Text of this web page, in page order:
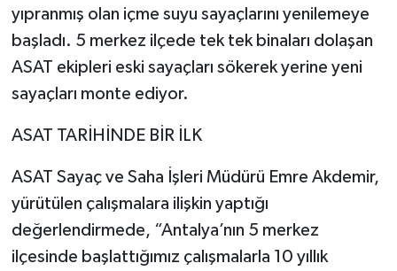
yıpranmış olan içme suyu sayaçlarını yenilemeye
başladı. 5 merkez ilçede tek tek binaları dolaşan
ASAT ekipleri eski sayaçları sökerek yerine yeni
sayaçları monte ediyor.
ASAT TARİHİNDE BİR İLK
ASAT Sayaç ve Saha İşleri Müdürü Emre Akdemir,
yürütülen çalışmalara ilişkin yaptığı
değerlendirmede, “Antalya’nın 5 merkez
ilçesinde başlattığımız çalışmalarla 10 yıllık